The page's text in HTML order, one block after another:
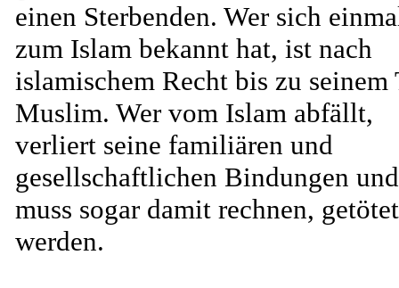
einen Sterbenden. Wer sich
zum Islam bekannt hat, ist nach
islamischem Recht bis zu seinem
Muslim. Wer vom Islam abfällt,
verliert seine familiären und
gesellschaftlichen Bindungen und
muss sogar damit rechnen,
werden.